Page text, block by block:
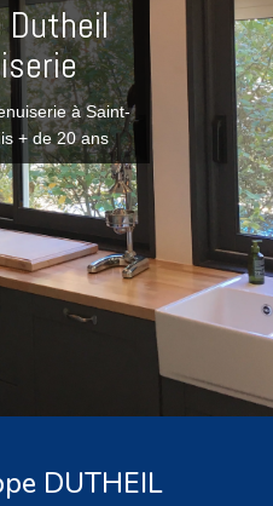
Dutheil
à Saint-
+ de 20 ans
DUTHEIL